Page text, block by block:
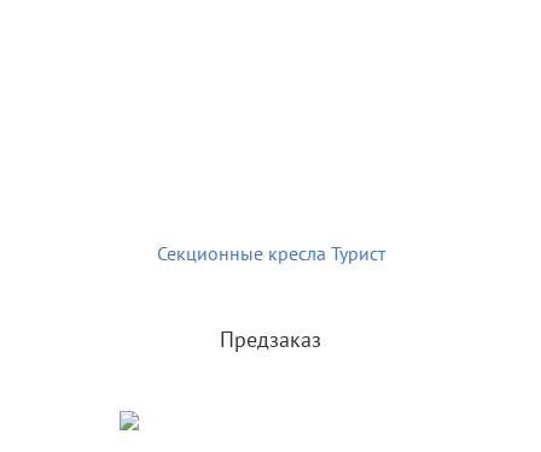
Секционные кресла Турист
Предзаказ